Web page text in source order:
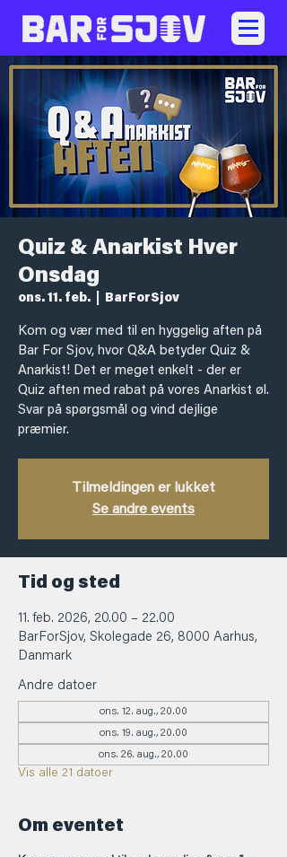
Quiz & Anarkist Hver
Onsdag
ons. 11. feb. BarForSjov
Kom og vær med til en hyggelig aften på
Bar For Sjov, hvor Q&A betyder Quiz &
Anarkist! Det er meget enkelt - der er
Quiz aften med rabat på vores Anarkist øl.
Svar på spørgsmål og vind dejlige
præmier.
Tilmeldingen er lukket
Se andre events
Tid og sted
11. feb. 2026, 20.00 – 22.00
BarForSjov, Skolegade 26, 8000 Aarhus,
Danmark
Andre datoer
ons. 12. aug., 20.00
ons. 19. aug., 20.00
ons. 26. aug., 20.00
Vis alle 21 datoer
Om eventet